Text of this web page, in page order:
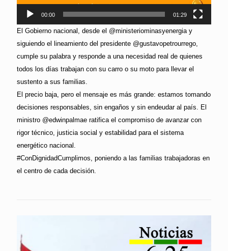
00:00 01:29
El Gobierno nacional, desde el @ministeriominasyenergia y
siguiendo el lineamiento del presidente @gustavopetrourrego,
cumple su palabra y responde a una necesidad real de quienes
todos los días trabajan con su carro o su moto para llevar el
sustento a sus familias.
El precio baja, pero el mensaje es más grande: estamos tomando
decisiones responsables, sin engaños y sin endeudar al país. El
ministro @edwinpalmae ratifica el compromiso de avanzar con
rigor técnico, justicia social y estabilidad para el sistema
energético nacional.
#ConDignidadCumplimos, poniendo a las familias trabajadoras en
el centro de cada decisión.